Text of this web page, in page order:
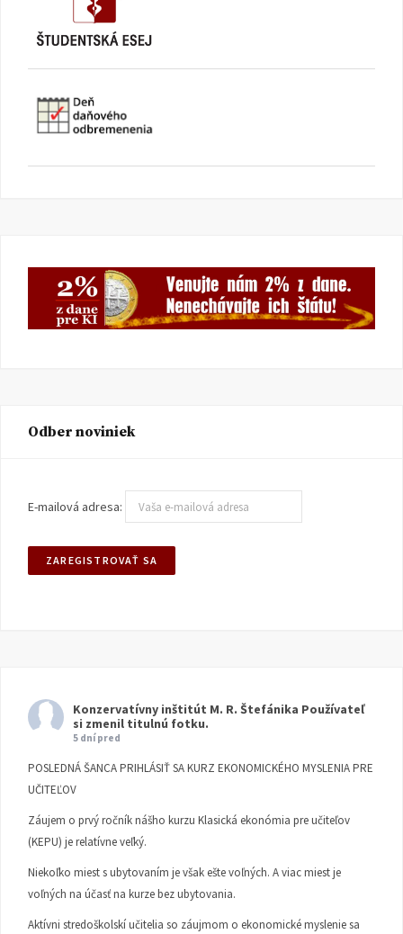
Odber noviniek
E-mailová adresa:
Konzervatívny inštitút M. R. Štefánika Používateľ
si zmenil titulnú fotku.
5 dní pred
POSLEDNÁ ŠANCA PRIHLÁSIŤ SA KURZ EKONOMICKÉHO MYSLENIA PRE
UČITEĽOV
Záujem o prvý ročník nášho kurzu Klasická ekonómia pre učiteľov
(KEPU) je relatívne veľký.
Niekoľko miest s ubytovaním je však ešte voľných. A viac miest je
voľných na účasť na kurze bez ubytovania.
Aktívni stredoškolskí učitelia so záujmom o ekonomické myslenie sa